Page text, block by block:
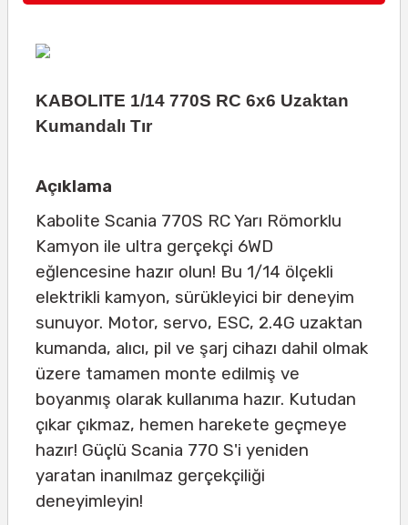
KABOLITE 1/14 770S RC 6x6 Uzaktan
Kumandalı Tır
Açıklama
Kabolite Scania 770S RC Yarı Römorklu
Kamyon ile ultra gerçekçi 6WD
eğlencesine hazır olun! Bu 1/14 ölçekli
elektrikli kamyon, sürükleyici bir deneyim
sunuyor. Motor, servo, ESC, 2.4G uzaktan
kumanda, alıcı, pil ve şarj cihazı dahil olmak
üzere tamamen monte edilmiş ve
boyanmış olarak kullanıma hazır. Kutudan
çıkar çıkmaz, hemen harekete geçmeye
hazır! Güçlü Scania 770 S'i yeniden
yaratan inanılmaz gerçekçiliği
deneyimleyin!